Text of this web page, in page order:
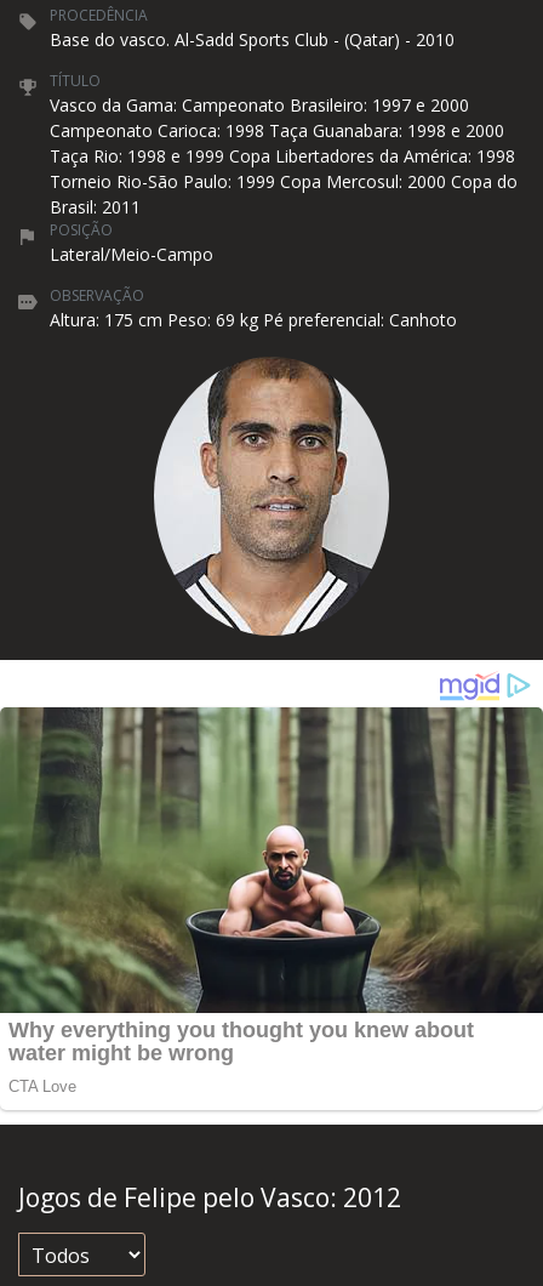
PROCEDÊNCIA
Base do vasco. Al-Sadd Sports Club - (Qatar) - 2010
TÍTULO
Vasco da Gama: Campeonato Brasileiro: 1997 e 2000
Campeonato Carioca: 1998 Taça Guanabara: 1998 e 2000
Taça Rio: 1998 e 1999 Copa Libertadores da América: 1998
Torneio Rio-São Paulo: 1999 Copa Mercosul: 2000 Copa do
Brasil: 2011
POSIÇÃO
Lateral/Meio-Campo
OBSERVAÇÃO
Altura: 175 cm Peso: 69 kg Pé preferencial: Canhoto
Jogos de Felipe pelo Vasco: 2012